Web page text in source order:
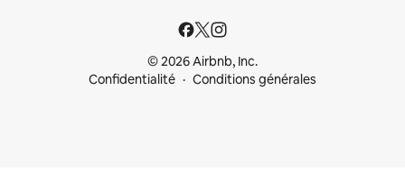
© 2026 Airbnb, Inc.
Confidentialité
Conditions générales